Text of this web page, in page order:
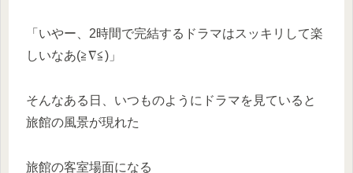
「いやー、2時間で完結するドラマはスッキリして楽
しいなあ(≧∇≦)」
そんなある日、いつものようにドラマを見ていると
旅館の風景が現れた
旅館の客室場面になる